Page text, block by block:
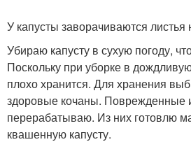
У капусты заворачиваются листья
Убираю капусту в сухую погоду,
Поскольку при уборке в
плохо хранится. Для хранения
здоровые кочаны. Поврежденные
перерабатываю. Из них готовлю
квашенную капусту.